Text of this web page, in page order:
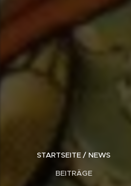
STARTSEITE / NEWS
BEITRÄGE